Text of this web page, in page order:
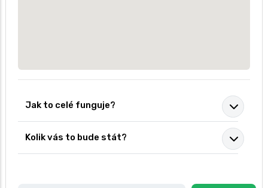
Jak to celé funguje?
Kolik vás to bude stát?